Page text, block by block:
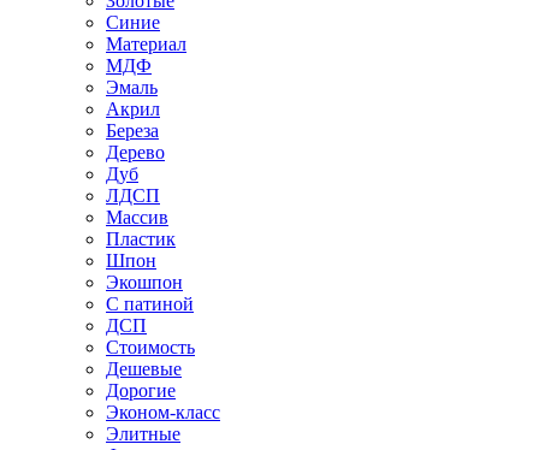
Синие
Материал
МДФ
Эмаль
Акрил
Береза
Дерево
Дуб
ЛДСП
Массив
Пластик
Шпон
Экошпон
С патиной
ДСП
Стоимость
Дешевые
Дорогие
Эконом-класс
Элитные